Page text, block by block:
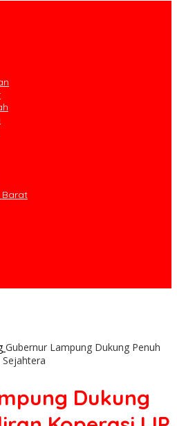
Barat
Gubernur Lampung Dukung Penuh
Sejahtera
Dukung